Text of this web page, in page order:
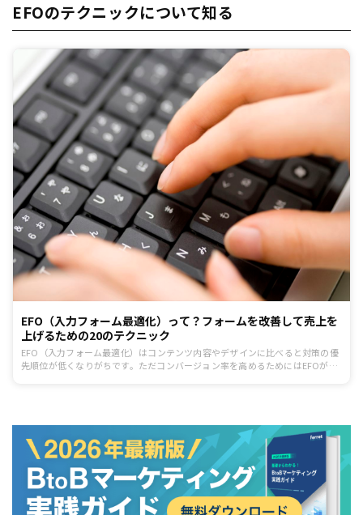
EFOのテクニックについて知る
EFO（入力フォーム最適化）って？フォームを改善して売上を
上げるための20のテクニック
EFO（入力フォーム最適化）はコンテンツ内容やデザインに比べると対策の優
先順位が低くなりがちです。ただコンバージョン率を高めるためにはEFOが必